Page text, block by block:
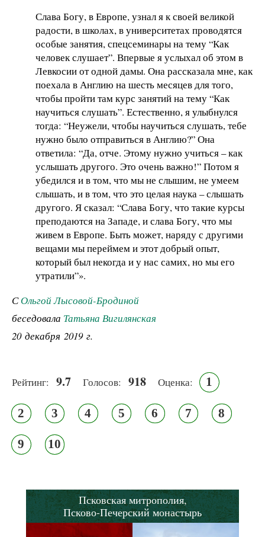
Слава Богу, в Европе, узнал я к своей великой
радости, в школах, в университетах проводятся
особые занятия, спецсеминары на тему “Как
человек слушает”. Впервые я услыхал об этом в
Левкосии от одной дамы. Она рассказала мне, как
поехала в Англию на шесть месяцев для того,
чтобы пройти там курс занятий на тему “Как
научиться слушать”. Естественно, я улыбнулся
тогда: “Неужели, чтобы научиться слушать, тебе
нужно было отправиться в Англию?” Она
ответила: “Да, отче. Этому нужно учиться – как
услышать другого. Это очень важно!” Потом я
убедился и в том, что мы не слышим, не умеем
слышать, и в том, что это целая наука – слышать
другого. Я сказал: “Слава Богу, что такие курсы
преподаются на Западе, и слава Богу, что мы
живем в Европе. Быть может, наряду с другими
вещами мы переймем и этот добрый опыт,
который был некогда и у нас самих, но мы его
утратили”».
СОльгой Лысовой-Бродиной
беседовала Татьяна Вигилянская
20 декабря 2019 г.
Рейтинг: 9.7 Голосов: 918 Оценка: 1
2 3 4 5 6 7 8
9 10
Псковская митрополия,
Псково-Печерский монастырь